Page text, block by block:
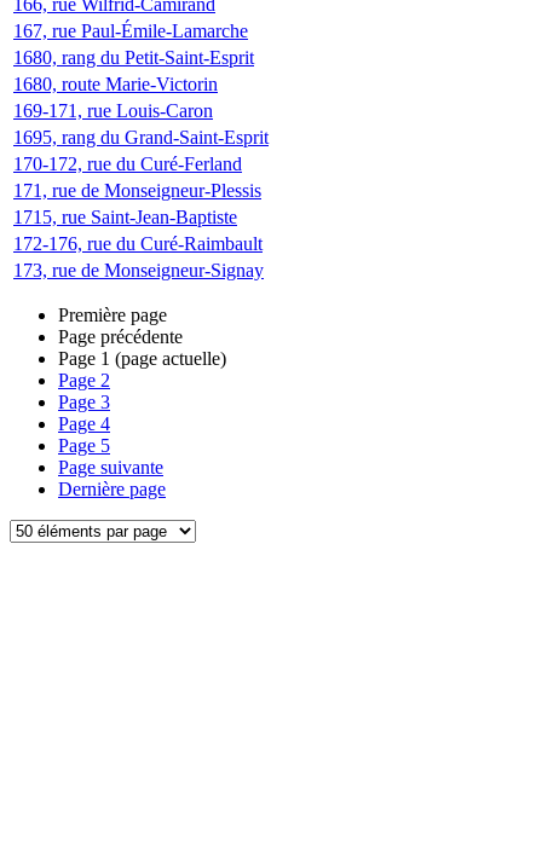
166, rue Wilfrid-Camirand
167, rue Paul-Émile-Lamarche
1680, rang du Petit-Saint-Esprit
1680, route Marie-Victorin
169-171, rue Louis-Caron
1695, rang du Grand-Saint-Esprit
170-172, rue du Curé-Ferland
171, rue de Monseigneur-Plessis
1715, rue Saint-Jean-Baptiste
172-176, rue du Curé-Raimbault
173, rue de Monseigneur-Signay
Première page
Page précédente
Page 1 (page actuelle)
Page 2
Page 3
Page 4
Page 5
Page suivante
Dernière page